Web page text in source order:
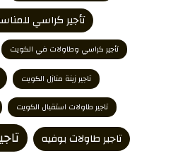
تأجير كراسي
تأجير كراسي وطاولات في الكويت
تاجير زينة منازل الكويت
تاجير طاولات استقبال الكويت
تاجير طاولات بوفيه